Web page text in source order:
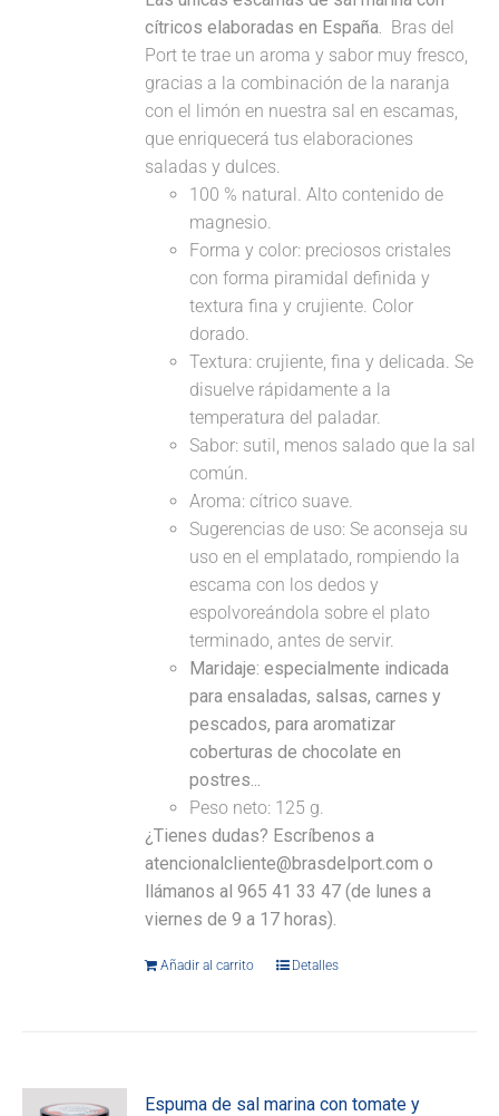
cítricos elaboradas en España. Bras del
Port te trae un aroma y sabor muy fresco,
gracias a la combinación de la naranja
con el limón en nuestra sal en escamas,
que enriquecerá tus elaboraciones
saladas y dulces.
100 % natural. Alto contenido de
magnesio.
Forma y color: preciosos cristales
con forma piramidal definida y
textura fina y crujiente. Color
dorado.
Textura: crujiente, fina y delicada. Se
disuelve rápidamente a la
temperatura del paladar.
Sabor: sutil, menos salado que la sal
común.
Aroma: cítrico suave.
Sugerencias de uso: Se aconseja su
uso en el emplatado, rompiendo la
escama con los dedos y
espolvoreándola sobre el plato
terminado, antes de servir.
Maridaje: especialmente indicada
para ensaladas, salsas, carnes y
pescados, para aromatizar
coberturas de chocolate en
postres...
Peso neto: 125 g.
¿Tienes dudas? Escríbenos a
atencionalcliente@brasdelport.com o
llámanos al 965 41 33 47 (de lunes a
viernes de 9 a 17 horas).
Añadir al carrito Detalles
Espuma de sal marina con tomate y